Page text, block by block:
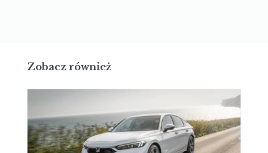
Zobacz również